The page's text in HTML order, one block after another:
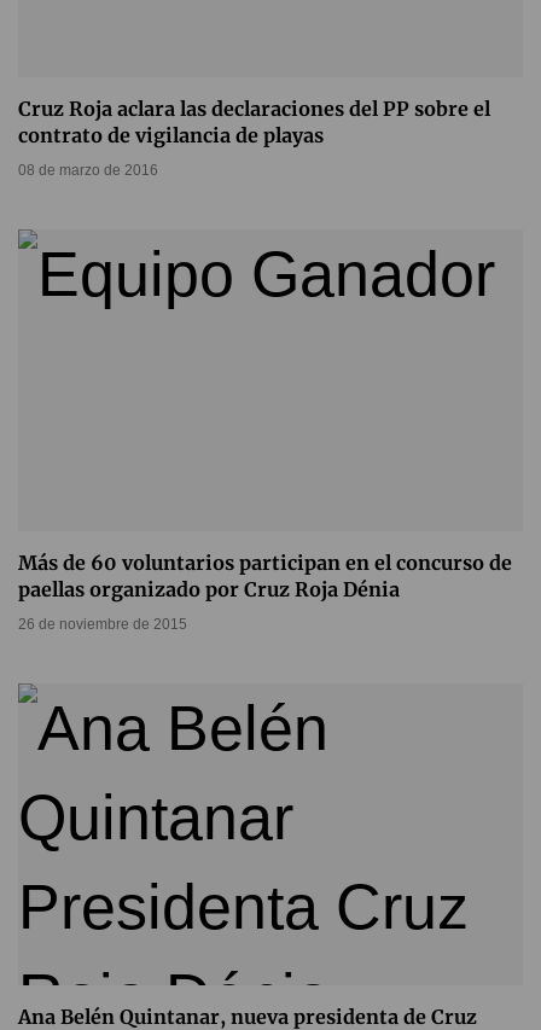
Cruz Roja aclara las declaraciones del PP sobre el
contrato de vigilancia de playas
08 de marzo de 2016
Más de 60 voluntarios participan en el concurso de
paellas organizado por Cruz Roja Dénia
26 de noviembre de 2015
Ana Belén Quintanar, nueva presidenta de Cruz